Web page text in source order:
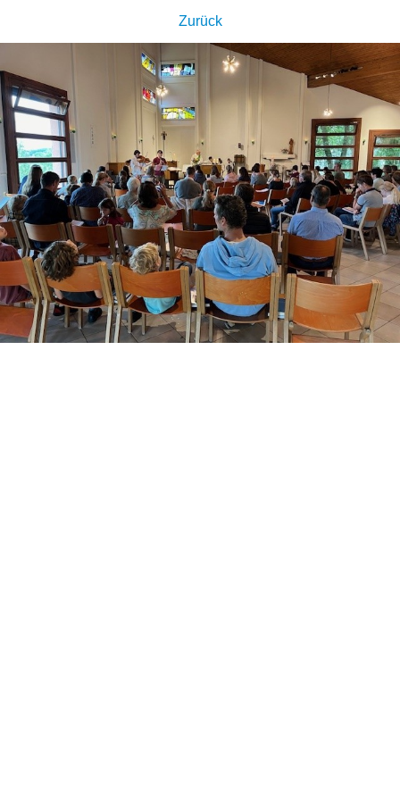
Zurück